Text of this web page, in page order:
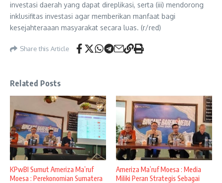
investasi daerah yang dapat direplikasi, serta (iii) mendorong
inklusifitas investasi agar memberikan manfaat bagi
kesejahteraaan masyarakat secara luas. (r/red)
Share this Article
Related Posts
KPwBI Sumut Ameriza Ma’ruf
Moesa : Perekonomian Sumatera
Ameriza Ma’ruf Moesa : Media
Miliki Peran Strategis Sebagai